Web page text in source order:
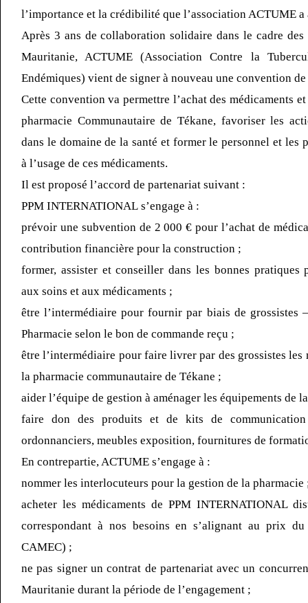
l’importance et la crédibilité que l’association ACTUME a
Après 3 ans de collaboration solidaire dans le cadre des
Mauritanie, ACTUME (Association Contre la
Endémiques) vient de signer à nouveau une convention
Cette convention va permettre l’achat des médicaments
pharmacie Communautaire de Tékane, favoriser les
dans le domaine de la santé et former le personnel et les
à l’usage de ces médicaments.
Il est proposé l’accord de partenariat suivant :
PPM INTERNATIONAL s’engage à :
prévoir une subvention de 2 000 € pour l’achat de
contribution financière pour la construction ;
former, assister et conseiller dans les bonnes pratiques
aux soins et aux médicaments ;
être l’intermédiaire pour fournir par biais de grossistes
Pharmacie selon le bon de commande reçu ;
être l’intermédiaire pour faire livrer par des grossistes les
la pharmacie communautaire de Tékane ;
aider l’équipe de gestion à aménager les équipements de
faire don des produits et de kits de
ordonnanciers, meubles exposition, fournitures de
En contrepartie, ACTUME s’engage à :
nommer les interlocuteurs pour la gestion de la pharmacie
acheter les médicaments de PPM INTERNATIONAL
correspondant à nos besoins en s’alignant au prix
CAMEC) ;
ne pas signer un contrat de partenariat avec un
Mauritanie durant la période de l’engagement ;